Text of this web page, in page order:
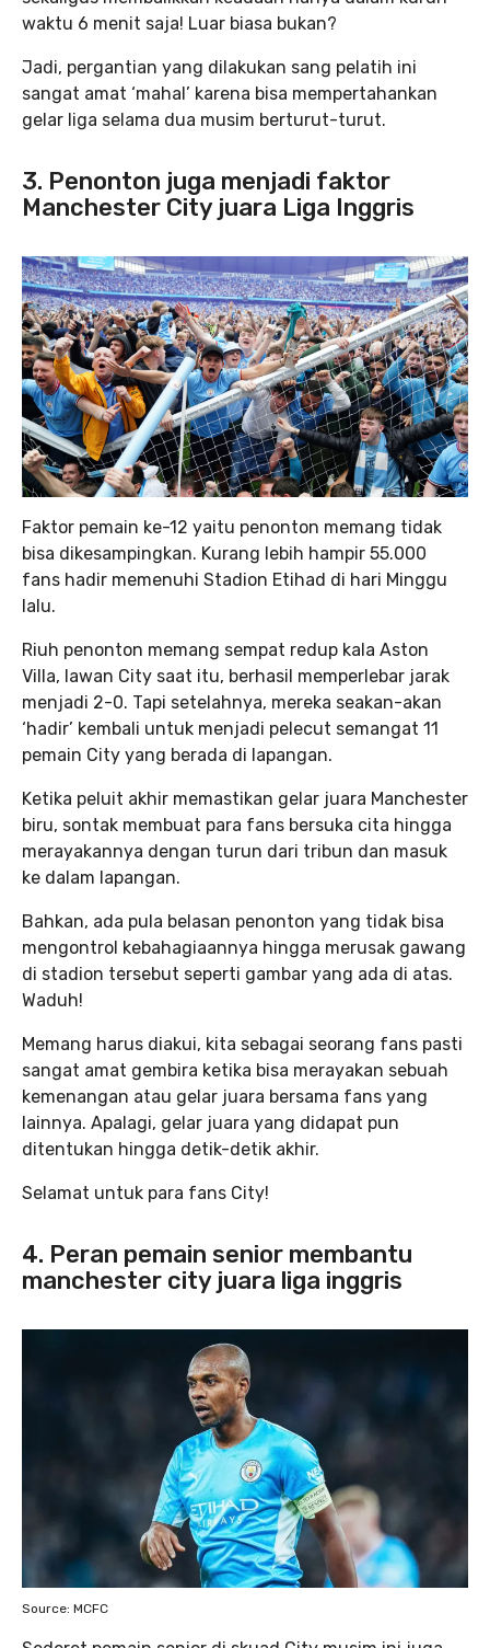
waktu 6 menit saja! Luar biasa bukan?
Jadi, pergantian yang dilakukan sang pelatih ini
sangat amat ‘mahal’ karena bisa mempertahankan
gelar liga selama dua musim berturut-turut.
3. Penonton juga menjadi faktor
Manchester City juara Liga Inggris
Faktor pemain ke-12 yaitu penonton memang tidak
bisa dikesampingkan. Kurang lebih hampir 55.000
fans hadir memenuhi Stadion Etihad di hari Minggu
lalu.
Riuh penonton memang sempat redup kala Aston
Villa, lawan City saat itu, berhasil memperlebar jarak
menjadi 2-0. Tapi setelahnya, mereka seakan-akan
‘hadir’ kembali untuk menjadi pelecut semangat 11
pemain City yang berada di lapangan.
Ketika peluit akhir memastikan gelar juara Manchester
biru, sontak membuat para fans bersuka cita hingga
merayakannya dengan turun dari tribun dan masuk
ke dalam lapangan.
Bahkan, ada pula belasan penonton yang tidak bisa
mengontrol kebahagiaannya hingga merusak gawang
di stadion tersebut seperti gambar yang ada di atas.
Waduh!
Memang harus diakui, kita sebagai seorang fans pasti
sangat amat gembira ketika bisa merayakan sebuah
kemenangan atau gelar juara bersama fans yang
lainnya. Apalagi, gelar juara yang didapat pun
ditentukan hingga detik-detik akhir.
Selamat untuk para fans City!
4. Peran pemain senior membantu
manchester city juara liga inggris
Source: MCFC